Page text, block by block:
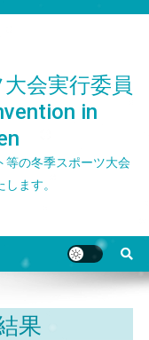
会実行委員
in
等の冬季スポーツ大会
ます。
果